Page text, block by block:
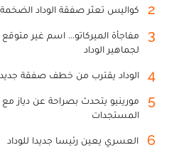
2 كواليس تعثر صفقة الوداد
3
مفاجأة الميركاتو... اسم غير
لجماهير الوداد
4 الوداد يقترب من خطف صفقة
5
مورينيو يتحدث بصراحة عن دياز
المستجدات
6 العسري يعين رئيسا جديدا للوداد